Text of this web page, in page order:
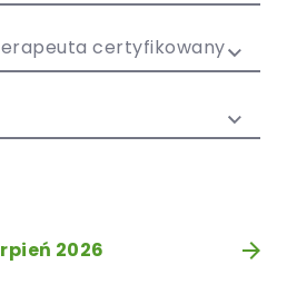
dla dzieci i
młodzieży
certyfikowany
2026 »